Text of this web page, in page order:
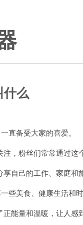
什么
备受大家的喜爱。
粉丝们常常通过这
己的工作、家庭和
美食、健康生活和时
量和温暖，让人感到